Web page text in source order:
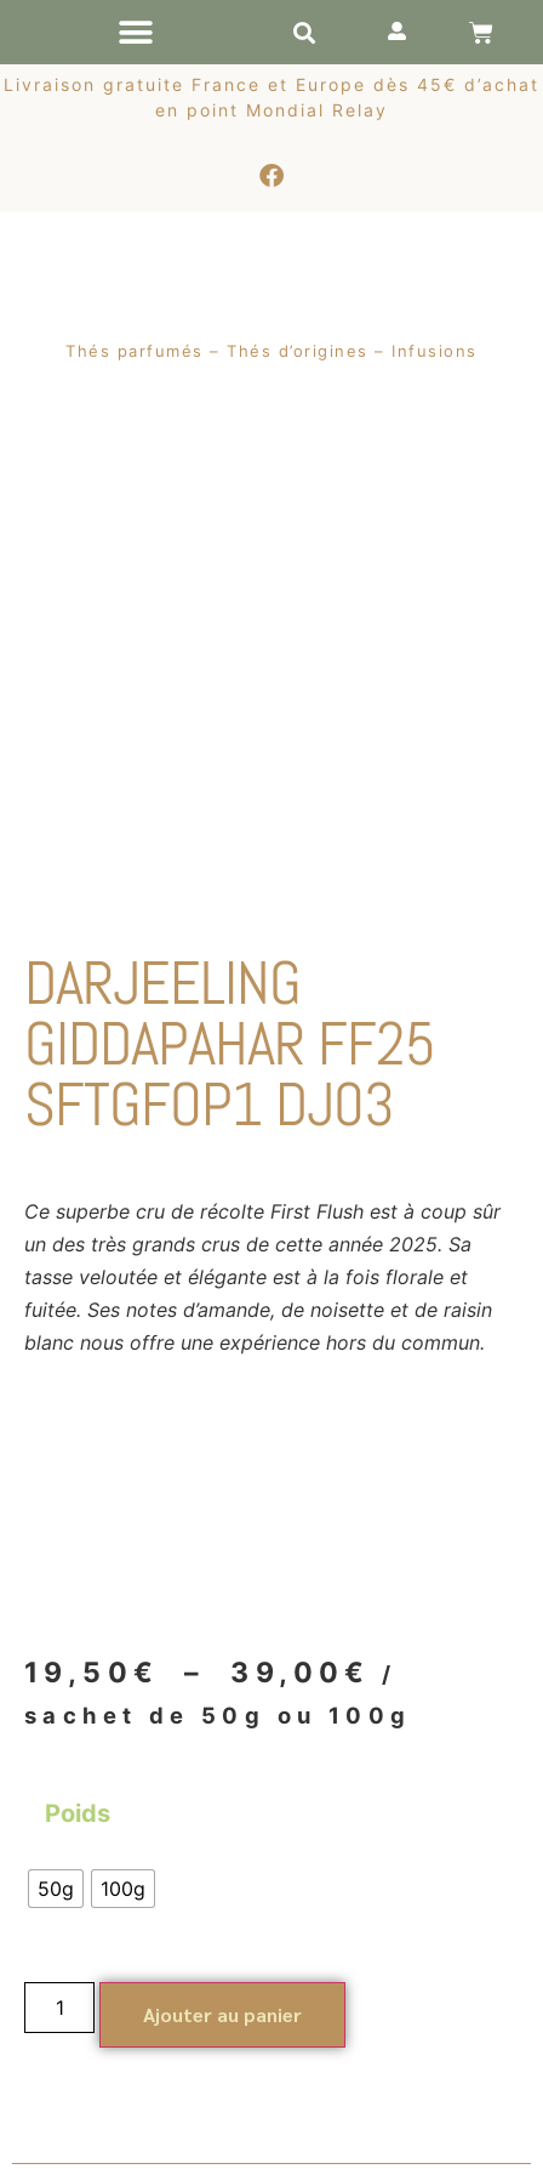
Livraison gratuite France et Europe dès 45€ d’achat
en point Mondial Relay
Thés parfumés – Thés d’origines – Infusions
DARJEELING
GIDDAPAHAR FF25
SFTGFOP1 DJ03
Ce superbe cru de récolte First Flush est à coup sûr
un des très grands crus de cette année 2025. Sa
tasse veloutée et élégante est à la fois florale et
fuitée. Ses notes d’amande, de noisette et de raisin
blanc nous offre une expérience hors du commun.
19,50 € – 39,00€
/
sachet de 50g ou 100g
Poids
50g 100g
Ajouter au panier